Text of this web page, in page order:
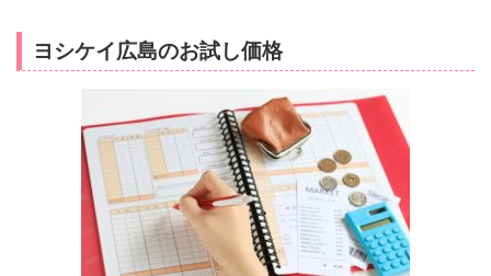
ヨシケイ広島のお試し価格